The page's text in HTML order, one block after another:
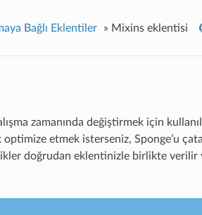
Bağlı Eklentiler » Mixins eklentisi
zamanında değiştirmek için
etmek isterseniz, Sponge’u
doğrudan eklentinizle birlikte verilir